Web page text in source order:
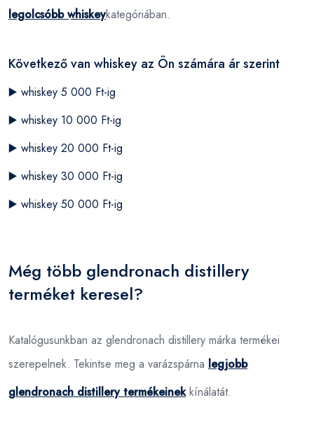
legolcsóbb whiskeykategóriában.
Következő van whiskey az Ön számára ár szerint
▶️ whiskey 5 000 Ft-ig
▶️ whiskey 10 000 Ft-ig
▶️ whiskey 20 000 Ft-ig
▶️ whiskey 30 000 Ft-ig
▶️ whiskey 50 000 Ft-ig
Még több glendronach distillery
terméket keresel?
Katalógusunkban az glendronach distillery márka termékei
szerepelnek. Tekintse meg a varázspárna legjobb
glendronach distillery termékeinekkínálatát.